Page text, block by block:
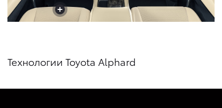
+
Технологии Toyota Alphard